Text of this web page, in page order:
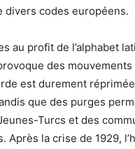
codes européens.
au profit de l’alphabet
des mouvements
est durement
que des purges
Turcs et des
la crise de 1929,